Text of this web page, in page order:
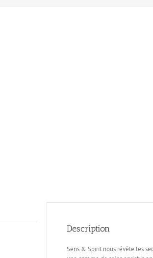
Description
Sens & Spirit nous révèle les